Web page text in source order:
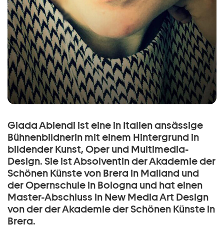
Giada Abiendi ist eine in Italien ansässige
Bühnenbildnerin mit einem Hintergrund in
bildender Kunst, Oper und Multimedia-
Design. Sie ist Absolventin der Akademie der
Schönen Künste von Brera in Mailand und
der Opernschule in Bologna und hat einen
Master-Abschluss in New Media Art Design
von der der Akademie der Schönen Künste in
Brera.